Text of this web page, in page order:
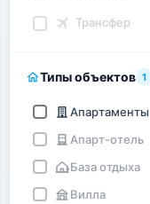
Трансфер
Типы объектов 1
Апартаменты
Апарт-отель
База отдыха
Вилла